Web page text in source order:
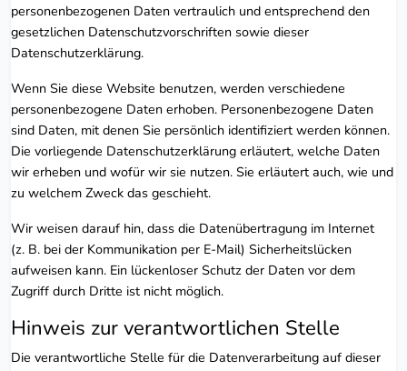
personenbezogenen Daten vertraulich und entsprechend den
gesetzlichen Datenschutzvorschriften sowie dieser
Datenschutzerklärung.
Wenn Sie diese Website benutzen, werden verschiedene
personenbezogene Daten erhoben. Personenbezogene Daten
sind Daten, mit denen Sie persönlich identifiziert werden können.
Die vorliegende Datenschutzerklärung erläutert, welche Daten
wir erheben und wofür wir sie nutzen. Sie erläutert auch, wie und
zu welchem Zweck das geschieht.
Wir weisen darauf hin, dass die Datenübertragung im Internet
(z. B. bei der Kommunikation per E-Mail) Sicherheitslücken
aufweisen kann. Ein lückenloser Schutz der Daten vor dem
Zugriff durch Dritte ist nicht möglich.
Hinweis zur verantwortlichen Stelle
Die verantwortliche Stelle für die Datenverarbeitung auf dieser